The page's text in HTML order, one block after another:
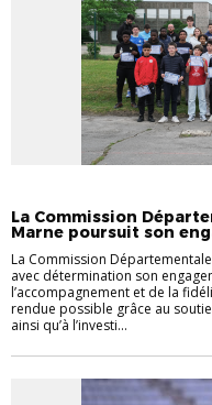
La Commission
Marne poursuit son
La Commission
avec détermination son
l’accompagnement et de la
rendue possible grâce au
ainsi qu’à l’investi...